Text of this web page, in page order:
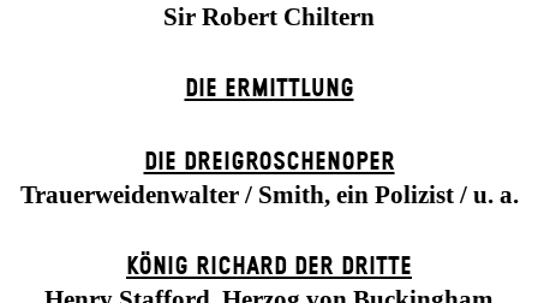
Sir Robert Chiltern
DIE ERMITTLUNG
DIE DREI­GROSCHEN­OPER
Trauerweidenwalter / Smith, ein Polizist / u. a.
KÖNIG RICHARD DER DRITTE